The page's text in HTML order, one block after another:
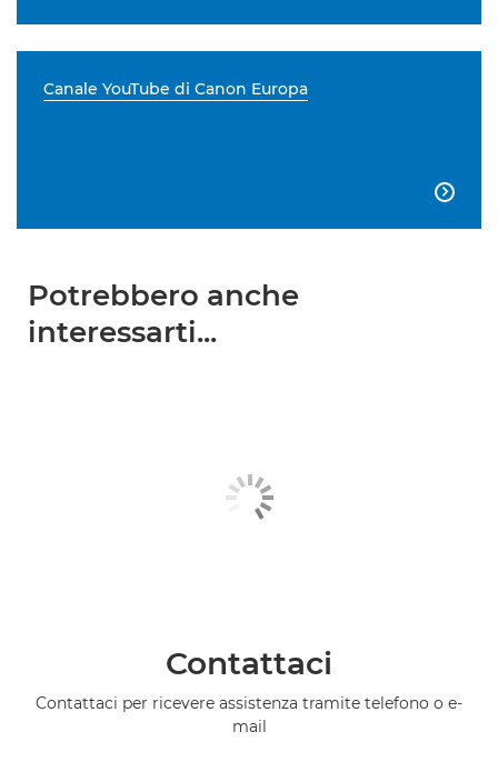
Canale YouTube di Canon Europa

Potrebbero anche
interessarti...
Contattaci
Contattaci per ricevere assistenza tramite telefono o e-
mail